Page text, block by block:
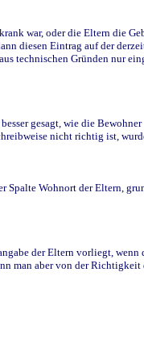
war, oder die Eltern die
diesen Eintrag auf der
technischen Gründen nur
gesagt, wie die Bewohner
nicht richtig ist,
Wohnort der Eltern,
der Eltern vorliegt, wenn
man aber von der Richtigkeit